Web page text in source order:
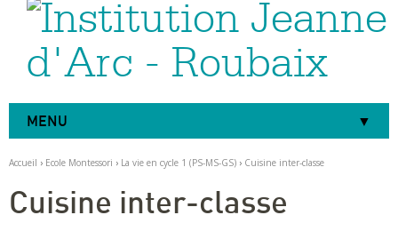
MENU
Accueil › Ecole Montessori › La vie en cycle 1 (PS-MS-GS) › Cuisine inter-classe
Cuisine inter-classe